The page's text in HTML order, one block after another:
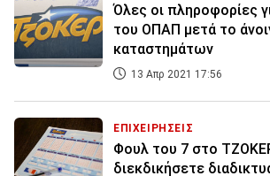
Όλες οι πληροφορίες
του ΟΠΑΠ μετά το
καταστημάτων
13 Απρ 2021 17:56
ΕΠΙΧΕΙΡΗΣΕΙΣ
Φουλ του 7 στο
διεκδικήσετε